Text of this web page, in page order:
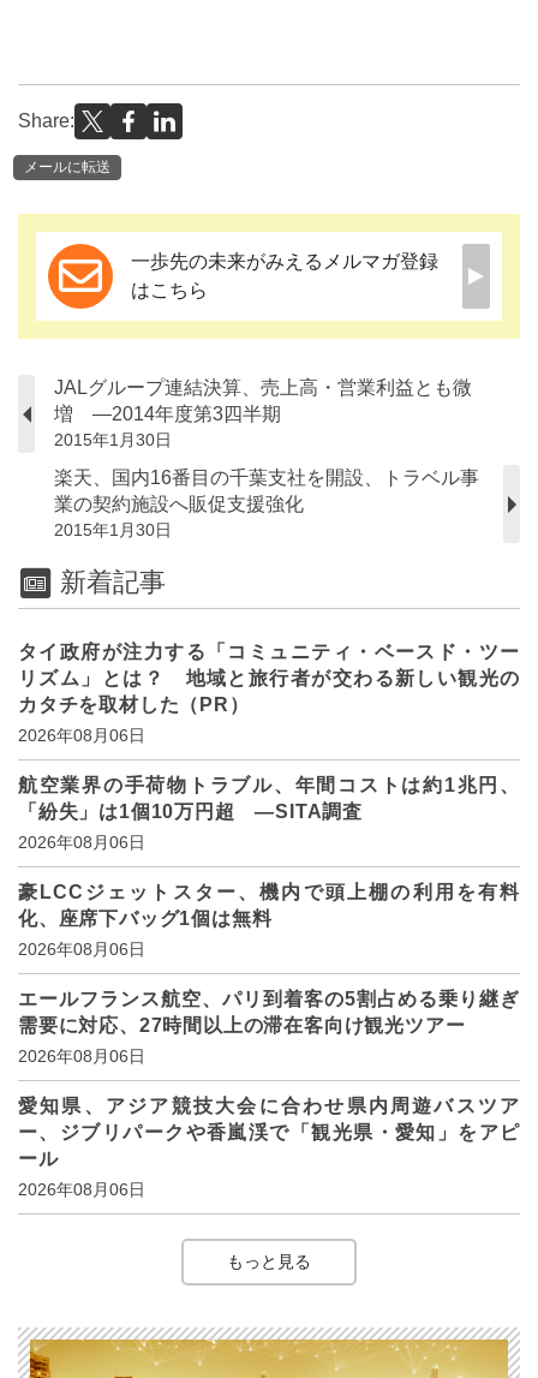
Share:
メールに転送
一歩先の未来がみえるメルマガ登録
はこちら
JALグループ連結決算、売上高・営業利益とも微
増 ―2014年度第3四半期
2015年1月30日
楽天、国内16番目の千葉支社を開設、トラベル事
業の契約施設へ販促支援強化
2015年1月30日
新着記事
タイ政府が注力する「コミュニティ・ベースド・ツー
リズム」とは？ 地域と旅行者が交わる新しい観光の
カタチを取材した（PR）
2026年08月06日
航空業界の手荷物トラブル、年間コストは約1兆円、
「紛失」は1個10万円超 ―SITA調査
2026年08月06日
豪LCCジェットスター、機内で頭上棚の利用を有料
化、座席下バッグ1個は無料
2026年08月06日
エールフランス航空、パリ到着客の5割占める乗り継ぎ
需要に対応、27時間以上の滞在客向け観光ツアー
2026年08月06日
愛知県、アジア競技大会に合わせ県内周遊バスツア
ー、ジブリパークや香嵐渓で「観光県・愛知」をアピ
ール
2026年08月06日
もっと見る